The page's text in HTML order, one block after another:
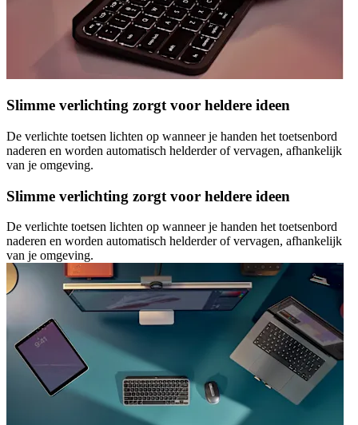
Slimme verlichting zorgt voor heldere ideen
De verlichte toetsen lichten op wanneer je handen het toetsenbord
naderen en worden automatisch helderder of vervagen, afhankelijk
van je omgeving.
Slimme verlichting zorgt voor heldere ideen
De verlichte toetsen lichten op wanneer je handen het toetsenbord
naderen en worden automatisch helderder of vervagen, afhankelijk
van je omgeving.